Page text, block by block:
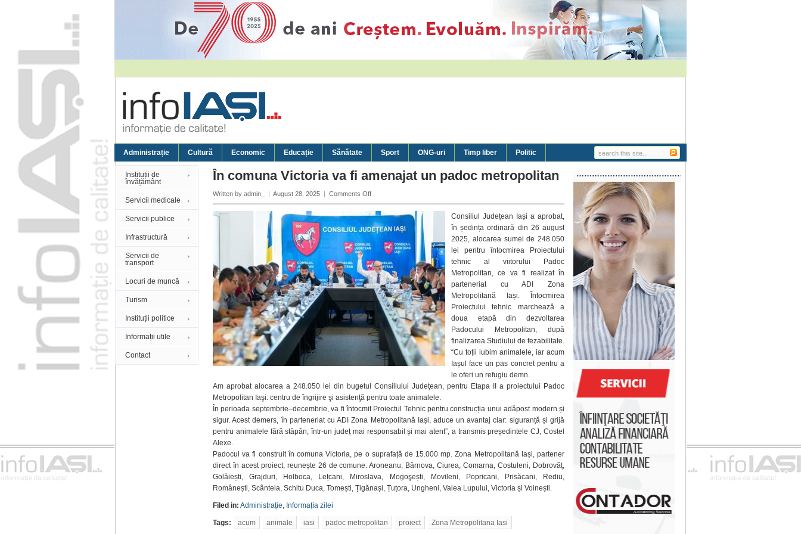
Administrație Cultură Economic Educație Sănătate Sport ONG-uri Timp liber Politic
Instituții de
învățământ
Servicii medicale
Servicii publice
Infrastructură
Servicii de
transport
Locuri de muncă
Turism
Instituții politice
Informații utile
Contact
În comuna Victoria va fi amenajat un padoc metropolitan
Written by admin_ | August 28, 2025 | Comments Offon
În
comuna
Victoria
va
fi
amenajat
un
padoc
metropolitan
Consiliul Județean Iași a aprobat,
în ședința ordinară din 26 august
2025, alocarea sumei de 248.050
lei pentru întocmirea Proiectului
tehnic al viitorului Padoc
Metropolitan, ce va fi realizat în
parteneriat cu ADI Zona
Metropolitană Iași. Întocmirea
Proiectului tehnic marchează a
doua etapă din dezvoltarea
Padocului Metropolitan, după
finalizarea Studiului de fezabilitate.
“Cu toții iubim animalele, iar acum
Iașul face un pas concret pentru a
le oferi un refugiu demn.
Am aprobat alocarea a 248.050 lei din bugetul Consiliului Judeţean, pentru Etapa II a proiectului Padoc
Metropolitan Iaşi: centru de îngrijire şi asistenţă pentru toate animalele.
În perioada septembrie–decembrie, va fi întocmit Proiectul Tehnic pentru construcția unui adăpost modern și
sigur. Acest demers, în parteneriat cu ADI Zona Metropolitană Iași, aduce un avantaj clar: siguranță și grijă
pentru animalele fără stăpân, într-un județ mai responsabil și mai atent”, a transmis președintele CJ, Costel
Alexe.
Padocul va fi construit în comuna Victoria, pe o suprafață de 15.000 mp. Zona Metropolitană Iași, partener
direct în acest proiect, reunește 26 de comune: Aroneanu, Bârnova, Ciurea, Comarna, Costuleni, Dobrovăț,
Golăiești, Grajduri, Holboca, Lețcani, Miroslava, Mogoşești, Movileni, Popricani, Prisăcani, Rediu,
Românești, Scânteia, Schitu Duca, Tomești, Țigănași, Țuțora, Ungheni, Valea Lupului, Victoria și Voinești.
Filed in: Administrație, Informațía zilei
Tags: acum animale iasi padoc metropolitan proiect Zona Metropolitana Iasi
…………………………………………………..